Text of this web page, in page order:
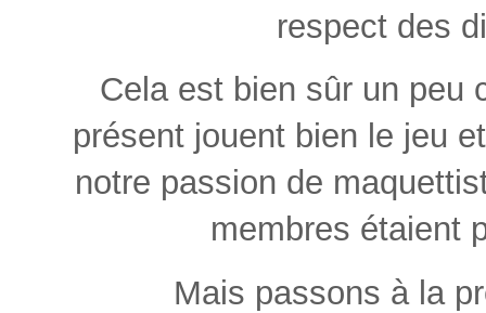
respect des
Cela est bien sûr un peu
présent jouent bien le jeu
notre passion de
membres étaient
Mais passons à la